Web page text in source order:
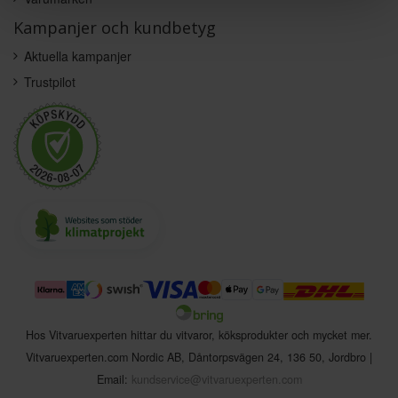
Kampanjer och kundbetyg
Aktuella kampanjer
Trustpilot
Hos Vitvaruexperten hittar du vitvaror, köksprodukter och mycket mer.
Vitvaruexperten.com Nordic AB, Dåntorpsvägen 24, 136 50, Jordbro |
Email: kundservice@vitvaruexperten.com